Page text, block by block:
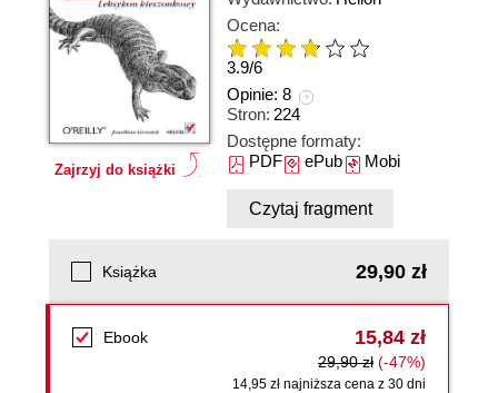
Zajrzyj do książki
Ocena:
3.9/6
Opinie: 8
Stron: 224
Dostępne formaty:
PDFePubMobi
Czytaj fragment
Książka 29,90 zł
Ebook 15,84 zł
29,90 zł (-47%)
14,95 zł najniższa cena z 30 dni